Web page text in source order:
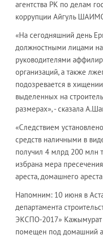
агентства РК по делам
коррупции Айгуль
«На сегодняшний день
должностными лицами
руководителями
организаций, а также
подозревается в
выделенных на
размерах», - сказала
«Следствием
средств наличными в
получил 4 млрд 200 млн
избрана мера
ареста, домашнего
Напомним: 10 июня в
департамента
ЭКСПО-2017»
помещен под домашний